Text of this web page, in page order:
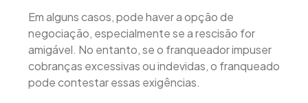
Em alguns casos, pode haver a opção de
negociação, especialmente se a rescisão for
amigável. No entanto, se o franqueador impuser
cobranças excessivas ou indevidas, o franqueado
pode contestar essas exigências.